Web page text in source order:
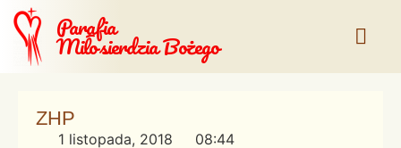
Parafia
Miłosierdzia Bożego
ZHP
1 listopada, 2018 08:44